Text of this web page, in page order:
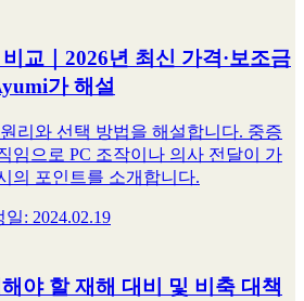
교｜2026년 최신 가격·보조금
가 해설
리와 선택 방법을 해설합니다. 중증
임으로 PC 조작이나 의사 전달이 가
의 포인트를 소개합니다.
일: 2024.02.19
야 할 재해 대비 및 비축 대책